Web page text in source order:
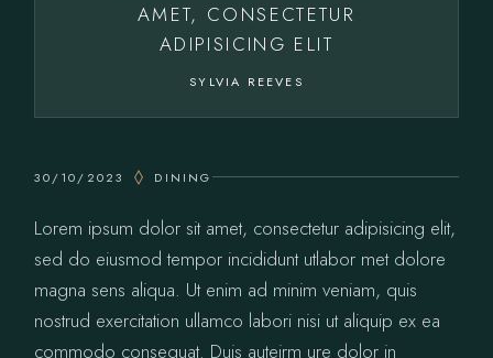
AMET, CONSECTETUR
ADIPISICING ELIT
SYLVIA REEVES
30/10/2023 DINING
Lorem ipsum dolor sit amet, consectetur adipisicing elit,
sed do eiusmod tempor incididunt utlabor met dolore
magna sens aliqua. Ut enim ad minim veniam, quis
nostrud exercitation ullamco labori nisi ut aliquip ex ea
commodo consequat. Duis auteirm ure dolor in